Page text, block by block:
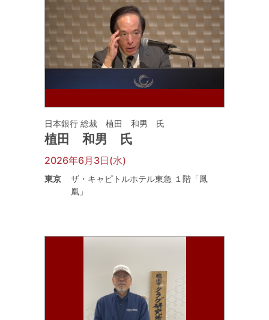
日本銀行 総裁 植田 和男 氏
植田 和男 氏
2026年6月3日(水)
東京
ザ・キャピトルホテル東急 １階「鳳
凰」